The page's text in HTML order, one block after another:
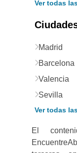
Ver todas
Madrid
Barcelona
Valencia
Sevilla
Ver todas
El